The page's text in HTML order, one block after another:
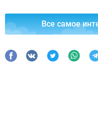
Все самое